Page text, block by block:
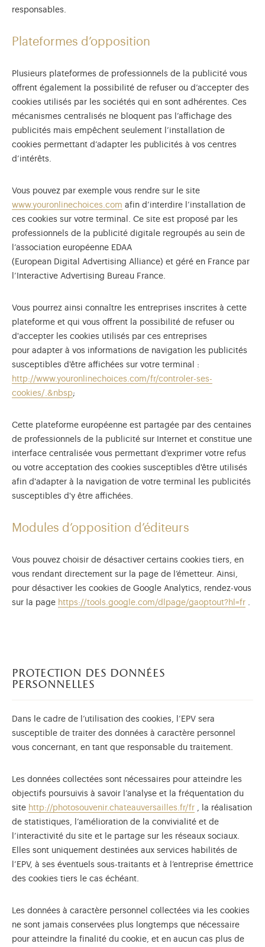
responsables.
Plateformes d’opposition
Plusieurs plateformes de professionnels de la publicité vous
offrent également la possibilité de refuser ou d’accepter des
cookies utilisés par les sociétés qui en sont adhérentes. Ces
mécanismes centralisés ne bloquent pas l’affichage des
publicités mais empêchent seulement l’installation de
cookies permettant d’adapter les publicités à vos centres
d’intérêts.
Vous pouvez par exemple vous rendre sur le site
www.youronlinechoices.com afin d’interdire l’installation de
ces cookies sur votre terminal. Ce site est proposé par les
professionnels de la publicité digitale regroupés au sein de
l’association européenne EDAA
(European Digital Advertising Alliance) et géré en France par
l’Interactive Advertising Bureau France.
Vous pourrez ainsi connaître les entreprises inscrites à cette
plateforme et qui vous offrent la possibilité de refuser ou
d'accepter les cookies utilisés par ces entreprises
pour adapter à vos informations de navigation les publicités
susceptibles d'être affichées sur votre terminal :
http://www.youronlinechoices.com/fr/controler-ses-
cookies/.&nbsp;
Cette plateforme européenne est partagée par des centaines
de professionnels de la publicité sur Internet et constitue une
interface centralisée vous permettant d'exprimer votre refus
ou votre acceptation des cookies susceptibles d'être utilisés
afin d'adapter à la navigation de votre terminal les publicités
susceptibles d'y être affichées.
Modules d’opposition d’éditeurs
Vous pouvez choisir de désactiver certains cookies tiers, en
vous rendant directement sur la page de l’émetteur. Ainsi,
pour désactiver les cookies de Google Analytics, rendez-vous
sur la page https://tools.google.com/dlpage/gaoptout?hl=fr .
protection des données
personnelles
Dans le cadre de l’utilisation des cookies, l’EPV sera
susceptible de traiter des données à caractère personnel
vous concernant, en tant que responsable du traitement.
Les données collectées sont nécessaires pour atteindre les
objectifs poursuivis à savoir l’analyse et la fréquentation du
site http://photosouvenir.chateauversailles.fr/fr , la réalisation
de statistiques, l’amélioration de la convivialité et de
l’interactivité du site et le partage sur les réseaux sociaux.
Elles sont uniquement destinées aux services habilités de
l’EPV, à ses éventuels sous-traitants et à l’entreprise émettrice
des cookies tiers le cas échéant.
Les données à caractère personnel collectées via les cookies
ne sont jamais conservées plus longtemps que nécessaire
pour atteindre la finalité du cookie, et en aucun cas plus de